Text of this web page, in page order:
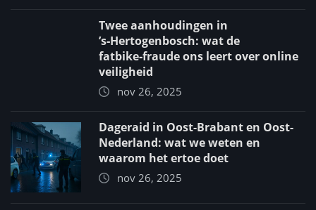
Twee aanhoudingen in
’s‑Hertogenbosch: wat de
fatbike‑fraude ons leert over online
veiligheid
nov 26, 2025
Dageraid in Oost-Brabant en Oost-
Nederland: wat we weten en
waarom het ertoe doet
nov 26, 2025